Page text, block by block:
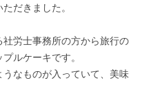
だきました。
労士事務所の方から旅行の
ルケーキです。
なものが入っていて、美味